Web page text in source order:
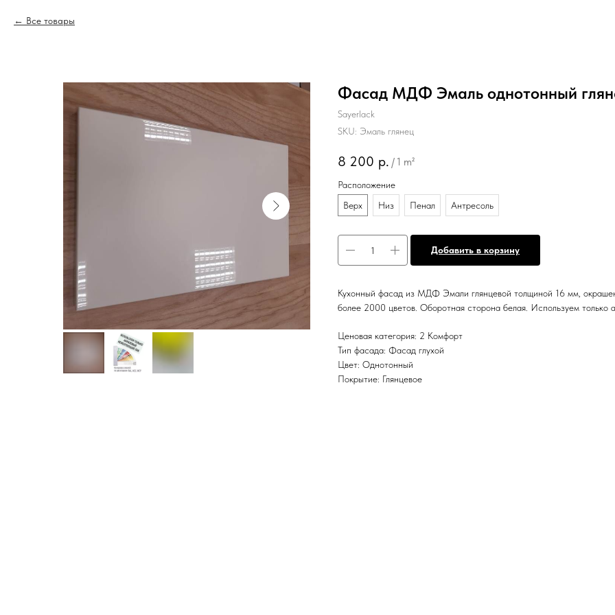
Все товары
Фасад МДФ Эмаль однотонный
Sayerlack
SKU: Эмаль глянец
8 200 р. / 1 m²
Расположение
Верх
Низ Пенал Антресоль
Добавить в корзину
Кухонный фасад из МДФ Эмали глянцевой толщиной 16 мм,
более 2000 цветов. Оборотная сторона белая. Используем только
Ценовая категория: 2 Комфорт
Тип фасада: Фасад глухой
Цвет: Однотонный
Покрытие: Глянцевое